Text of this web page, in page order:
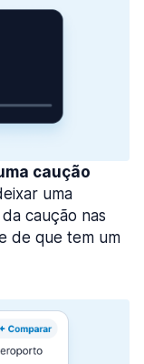
caução
uma
caução nas
de que tem um